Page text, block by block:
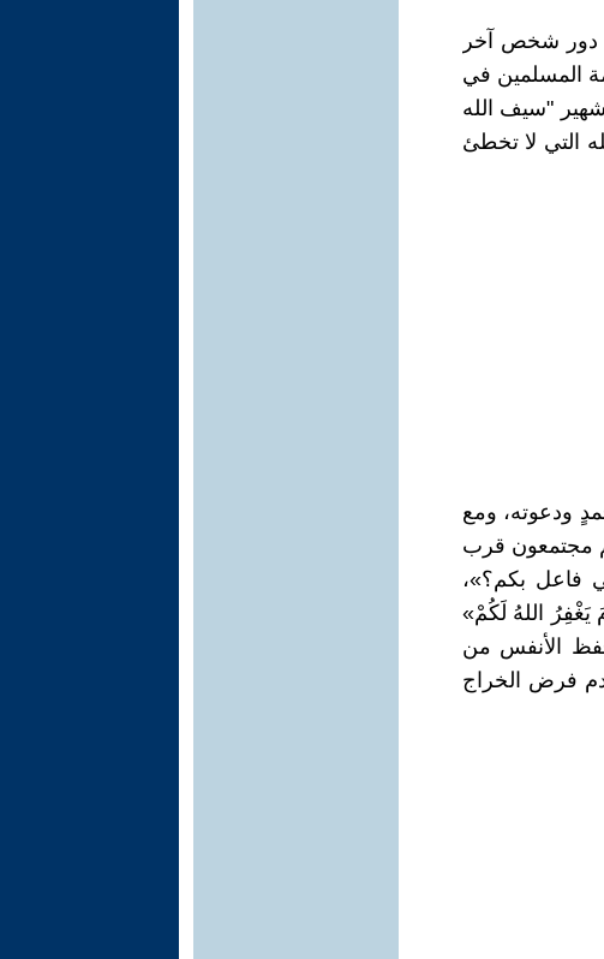
دور شخص آخر
المسلمين في
"سيف الله
التي لا تخطئ
ودعوته، ومع
مجتمعون قرب
فاعل بكم؟»،
يَغْفِرُ اللهُ لَكُمْ»
حفظ الأنفس من
فرض الخراج